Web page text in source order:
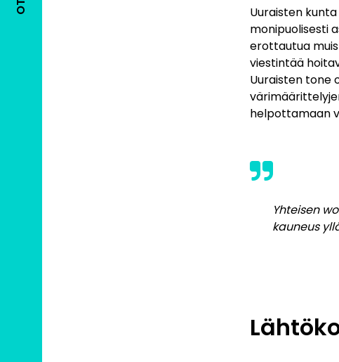
Uuraisten
monipuolisesti
erottautua
viestintää
Uuraisten tone
helpottamaan
Yhteisen
kauneus